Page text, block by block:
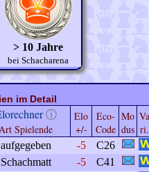
> 10 Jahre
bei Schacharena
im Detail
ⓘ
Spielende
Elo
+/-
Eco-
Code
Mo
dus
Va
ri.
aufgegeben -5 C26
Schachmatt -5 C41